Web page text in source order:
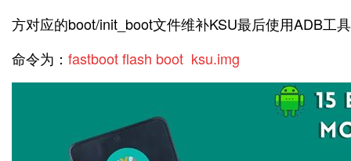
方对应的boot/init_boot文件维补KSU最后使用ADB工
命令为： fastboot flash boot ksu.img